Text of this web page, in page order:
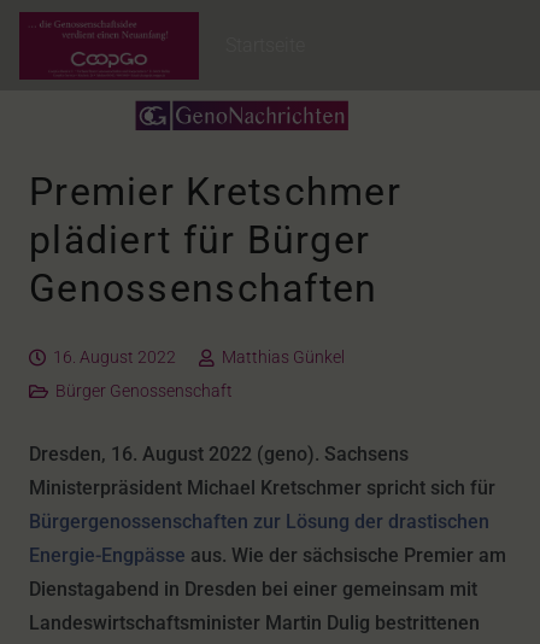
Premier Kretschmer
plädiert für Bürger
Genossenschaften
16. August 2022
Matthias Günkel
Bürger Genossenschaft
Dresden, 16. August 2022 (geno). Sachsens
Ministerpräsident Michael Kretschmer spricht sich für
Bürgergenossenschaften zur Lösung der drastischen
Energie-Engpässe aus. Wie der sächsische Premier am
Dienstagabend in Dresden bei einer gemeinsam mit
Landeswirtschaftsminister Martin Dulig bestrittenen